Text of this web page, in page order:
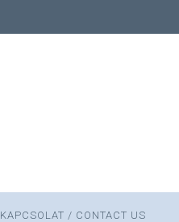
KAPCSOLAT / CONTACT US